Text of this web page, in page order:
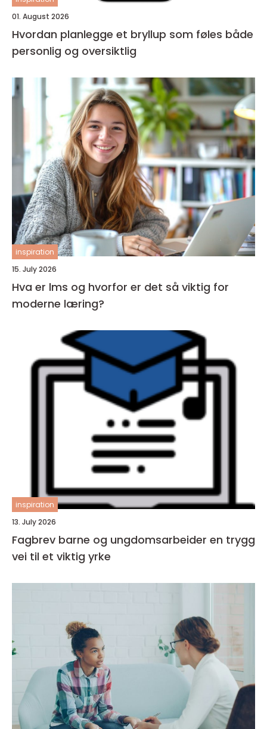
01. August 2026
Hvordan planlegge et bryllup som føles både
personlig og oversiktlig
inspiration
15. July 2026
Hva er lms og hvorfor er det så viktig for
moderne læring?
inspiration
13. July 2026
Fagbrev barne og ungdomsarbeider en trygg
vei til et viktig yrke